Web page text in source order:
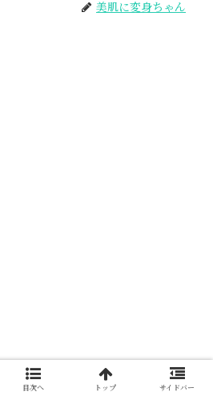
美肌に変身ちゃん
目次へ トップ サイドバー